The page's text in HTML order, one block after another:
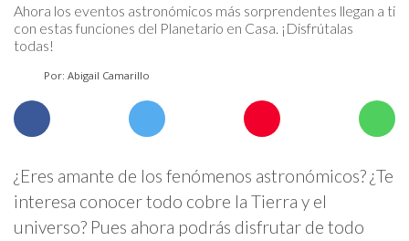
Ahora los eventos astronómicos más sorprendentes llegan a ti
con estas funciones del Planetario en Casa. ¡Disfrútalas
todas!
Por: Abigail Camarillo
¿Eres amante de los fenómenos astronómicos? ¿Te
interesa conocer todo cobre la Tierra y el
universo? Pues ahora podrás disfrutar de todo